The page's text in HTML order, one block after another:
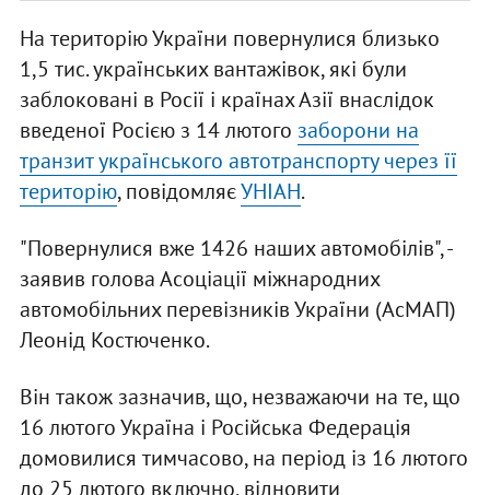
На територію України повернулися близько
1,5 тис. українських вантажівок, які були
заблоковані в Росії і країнах Азії внаслідок
введеної Росією з 14 лютого заборони на
транзит українського автотранспорту через її
територію, повідомляєУНІАН.
"Повернулися вже 1426 наших автомобілів", -
заявив голова Асоціації міжнародних
автомобільних перевізників України (АсМАП)
Леонід Костюченко.
Він також зазначив, що, незважаючи на те, що
16 лютого Україна і Російська Федерація
домовилися тимчасово, на період із 16 лютого
до 25 лютого включно, відновити